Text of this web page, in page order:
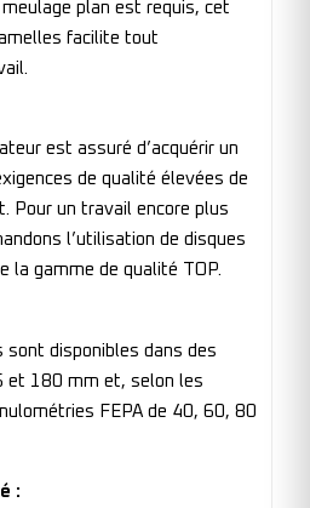
plan est requis, cet
facilite tout
est assuré d’acquérir un
de qualité élevées de
Pour un travail encore plus
l’utilisation de disques
la gamme de qualité TOP.
sont disponibles dans des
et 180 mm et, selon les
FEPA de 40, 60, 80
: